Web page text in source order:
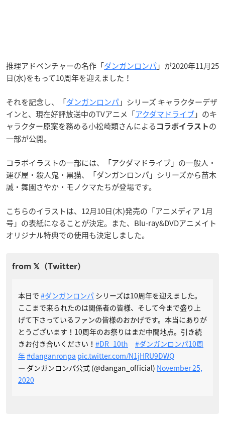
推理アドベンチャーの名作「ダンガンロンパ」が2020年11月25
日(水)をもって10周年を迎えました！
それを記念し、「ダンガンロンパ」シリーズ キャラクターデザ
インと、現在好評放送中のTVアニメ「アクダマドライブ」のキ
ャラクター原案を務める小松崎類さんによる コラボイラスト の
一部が公開。
コラボイラストの一部には、「アクダマドライブ」の一般人・
運び屋・殺人鬼・黒猫、「ダンガンロンパ」シリーズから苗木
誠・舞園さやか・モノクマたちが登場です。
こちらのイラストは、12月10日(木)発売の「アニメディア 1月
号」の表紙になることが決定。また、Blu-ray&DVDアニメイト
オリジナル特典での使用も決定しました。
本日で #ダンガンロンパ シリーズは10周年を迎えました。
ここまで来られたのは関係者の皆様、そして今まで盛り上
げて下さっているファンの皆様のおかげです。本当にありが
とうございます！10周年のお祭りはまだ中間地点。引き続
きお付き合いください！ #DR_10th
#ダンガンロンパ10周
年#danganronpa pic.twitter.com/N1jHRU9DWQ
— ダンガンロンパ公式 (@dangan_official) November 25,
2020